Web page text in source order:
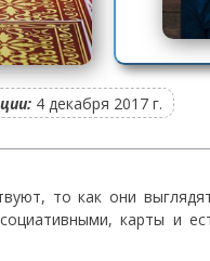
4 декабря 2017 г.
то как они
карты и